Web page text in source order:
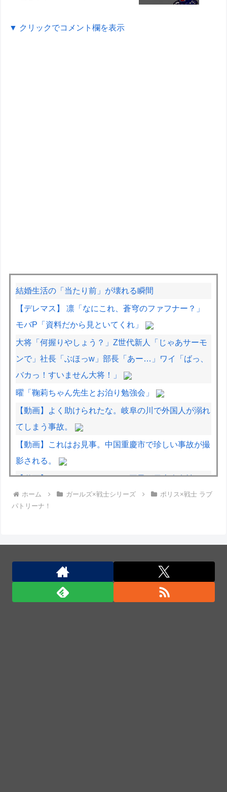
▼ クリックでコメント欄を表示
結婚生活の「当たり前」が壊れる瞬間
【デレマス】 凛「なにこれ、蒼穹のファフナー？」
モバP「資料だから見といてくれ」
大将「何握りやしょう？」Z世代新人「じゃあサーモ
ンで」社長「ぶほっw」部長「あー…」ワイ「ばっ、
バカっ！すいません大将！」
曜「鞠莉ちゃん先生とお泊り勉強会」
【動画】よく助けられたな。岐阜の川で外国人が溺れ
てしまう事故。
【動画】これはお見事。中国重慶市で珍しい事故が撮
影される。
【動画】タイのティパンコーン王子が日本人女性とデ
ートか？
中国国防省、海自イージス艦のトマホーク実射試験を
批判「国際社会は新型軍国主義を団結して阻止を」！
AIが自然界にないウイルスを設計、16種類で増殖を確
ホーム ガールズ×戦士シリーズ
ポリス×戦士 ラブ
パトリーナ！